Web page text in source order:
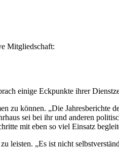
Mitgliedschaft:
einige Eckpunkte ihrer
zu können. „Die Jahresberichte
sei bei ihr und anderen
mit eben so viel Einsatz
leisten. „Es ist nicht